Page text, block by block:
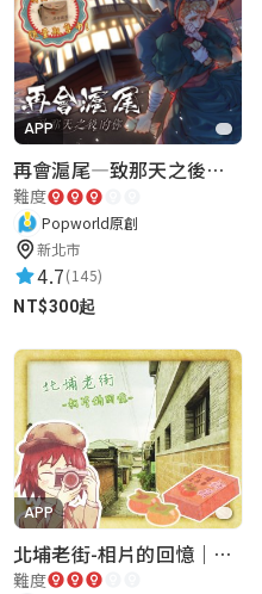
這個遊戲
APP
再會滬尾—致那天之後的你｜淡水老街實境遊戲｜實體遊戲盒
難度
Popworld原創
新北市
4.7(145)
NT$300起
APP
北埔老街-相片的回憶｜新竹老街城市解謎
難度